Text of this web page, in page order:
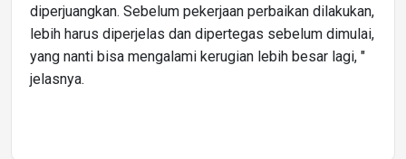
diperjuangkan. Sebelum pekerjaan perbaikan dilakukan,
lebih harus diperjelas dan dipertegas sebelum dimulai,
yang nanti bisa mengalami kerugian lebih besar lagi, "
jelasnya.